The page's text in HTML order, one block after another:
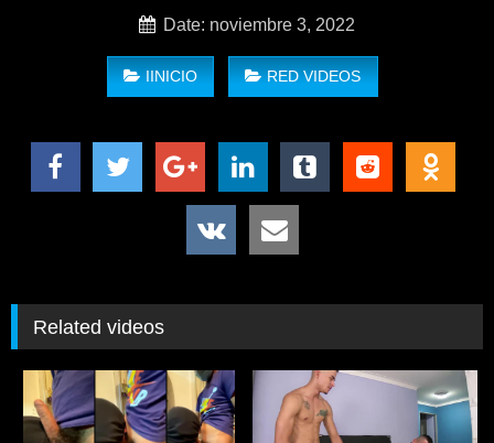
Date: noviembre 3, 2022
IINICIO RED VIDEOS
Related videos